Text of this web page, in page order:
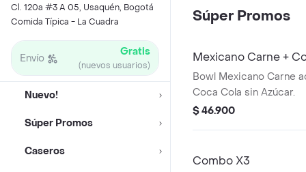
Cl. 120a #3 A 05, Usaquén, Bogotá
Comida Típica - La Cuadra
Envío Gratis
(nuevos usuarios)
Nuevo!
Súper Promos
Caseros
Súper Promos
Mexicano Carne +
Bowl Mexicano Carne
Coca Cola sin Azúcar.
$ 46.900
Combo X3